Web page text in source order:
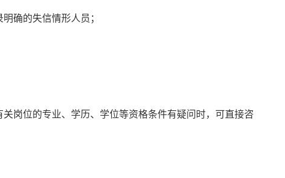
确的失信情形人员；
岗位的专业、学历、学位等资格条件有疑问时，可直接咨